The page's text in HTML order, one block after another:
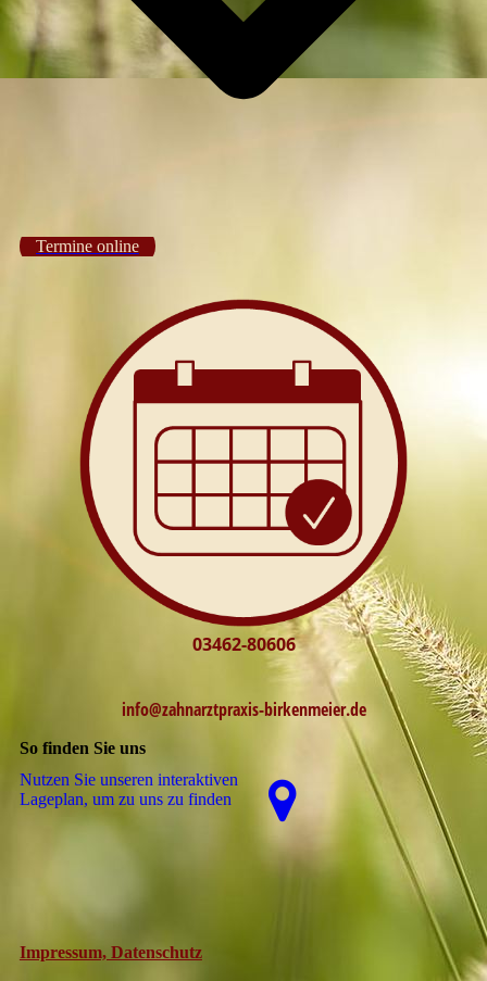
Termine online
03462-80606
info@zahnarztpraxis-birkenmeier.de
So finden Sie uns
Nutzen Sie unseren interaktiven
La­ge­plan, um zu uns zu finden
Impressum, Datenschutz